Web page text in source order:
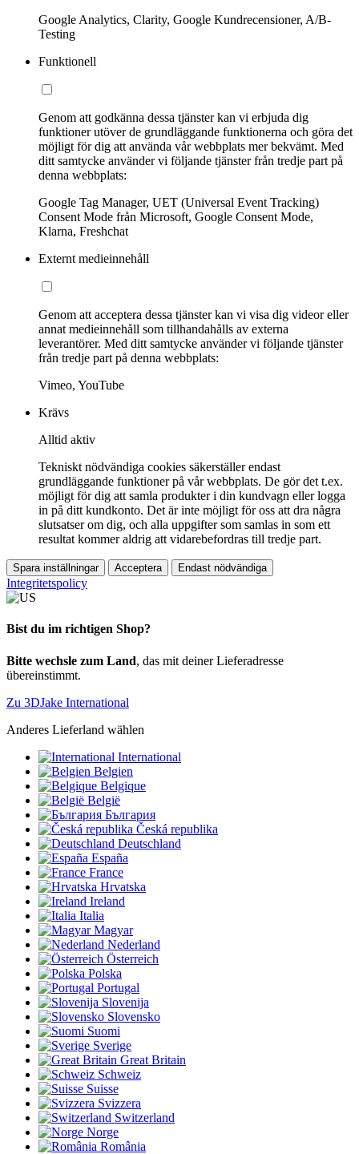
Google Analytics, Clarity, Google Kundrecensioner, A/B-
Testing
Funktionell
Genom att godkänna dessa tjänster kan vi erbjuda dig
funktioner utöver de grundläggande funktionerna och göra det
möjligt för dig att använda vår webbplats mer bekvämt. Med
ditt samtycke använder vi följande tjänster från tredje part på
denna webbplats:
Google Tag Manager, UET (Universal Event Tracking)
Consent Mode från Microsoft, Google Consent Mode,
Klarna, Freshchat
Externt medieinnehåll
Genom att acceptera dessa tjänster kan vi visa dig videor eller
annat medieinnehåll som tillhandahålls av externa
leverantörer. Med ditt samtycke använder vi följande tjänster
från tredje part på denna webbplats:
Vimeo, YouTube
Krävs
Alltid aktiv
Tekniskt nödvändiga cookies säkerställer endast
grundläggande funktioner på vår webbplats. De gör det t.ex.
möjligt för dig att samla produkter i din kundvagn eller logga
in på ditt kundkonto. Det är inte möjligt för oss att dra några
slutsatser om dig, och alla uppgifter som samlas in som ett
resultat kommer aldrig att vidarebefordras till tredje part.
Spara inställningar Acceptera Endast nödvändiga
Integritetspolicy
Bist du im richtigen Shop?
Bitte wechsle zum Land, das mit deiner Lieferadresse
übereinstimmt.
Zu 3DJake International
Anderes Lieferland wählen
International
Belgien
Belgique
België
България
Česká republika
Deutschland
España
France
Hrvatska
Ireland
Italia
Magyar
Nederland
Österreich
Polska
Portugal
Slovenija
Slovensko
Suomi
Sverige
Great Britain
Schweiz
Suisse
Svizzera
Switzerland
Norge
România